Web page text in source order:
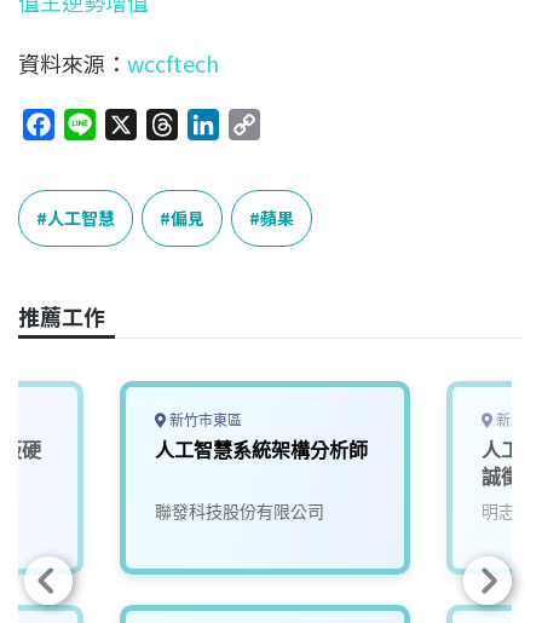
資料來源： wccftech
c
e
b
o
k
n
e
r
e
a
k
n
p
y
L
k
人工智慧 偏見 蘋果
推薦工作
硬
新竹市東區
人工智慧系統架構分析師
聯發科技股份有限公司
新北
人工
誠徵
明志科